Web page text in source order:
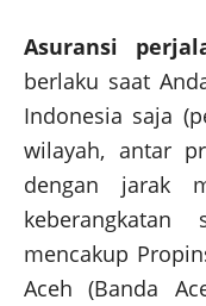
Asuransi
berlaku saat
Indonesia saja
wilayah, antar
dengan jarak
mencakup
Aceh (Banda